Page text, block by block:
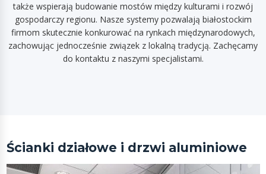
także wspierają budowanie mostów między kulturami i rozwój
gospodarczy regionu. Nasze systemy pozwalają białostockim
firmom skutecznie konkurować na rynkach międzynarodowych,
zachowując jednocześnie związek z lokalną tradycją. Zachęcamy
do kontaktu z naszymi specjalistami.
Ścianki działowe i drzwi aluminiowe